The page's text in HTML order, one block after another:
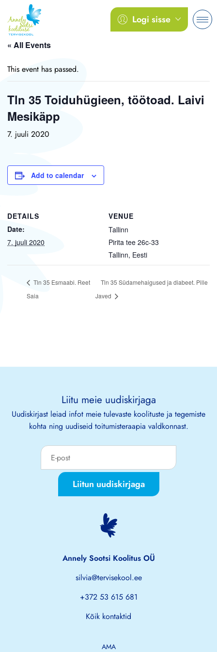
Logi sisse
« All Events
This event has passed.
Tln 35 Toiduhügieen, töötoad. Laivi
Mesikäpp
7. juuli 2020
Add to calendar
DETAILS
Date:
7. juuli 2020
VENUE
Tallinn
Pirita tee 26c-33
Tallinn, Eesti
Tln 35 Esmaabi. Reet
Saia
Tln 35 Südamehaigused ja diabeet. Pille
Javed
Liitu meie uudiskirjaga
Uudiskirjast leiad infot meie tulevaste koolituste ja tegemiste
kohta ning uudiseid toitumisteraapia valdkonnast.
Liitun uudiskirjaga
Annely Sootsi Koolitus OÜ
silvia@tervisekool.ee
+372 53 615 681
Kõik kontaktid
AMA